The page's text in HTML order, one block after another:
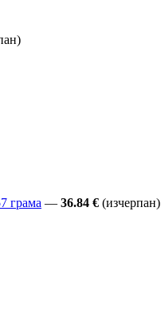
грама — 36.84 € (изчерпан)